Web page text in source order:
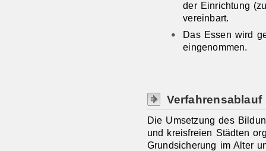
der Einrichtung
vereinbart.
Das Essen wird
eingenommen.
Verfahrensablauf
Die Umsetzung des
und kreisfreien Städten
Grundsicherung im Alter